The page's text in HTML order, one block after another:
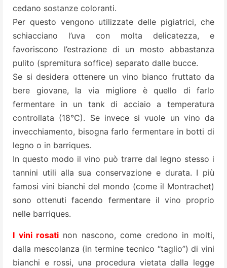
cedano sostanze coloranti.
Per questo vengono utilizzate delle pigiatrici, che
schiacciano l’uva con molta delicatezza, e
favoriscono l’estrazione di un mosto abbastanza
pulito (spremitura soffice) separato dalle bucce.
Se si desidera ottenere un vino bianco fruttato da
bere giovane, la via migliore è quello di farlo
fermentare in un tank di acciaio a temperatura
controllata (18°C). Se invece si vuole un vino da
invecchiamento, bisogna farlo fermentare in botti di
legno o in barriques.
In questo modo il vino può trarre dal legno stesso i
tannini utili alla sua conservazione e durata. I più
famosi vini bianchi del mondo (come il Montrachet)
sono ottenuti facendo fermentare il vino proprio
nelle barriques.
I vini rosati non nascono, come credono in molti,
dalla mescolanza (in termine tecnico “taglio”) di vini
bianchi e rossi, una procedura vietata dalla legge